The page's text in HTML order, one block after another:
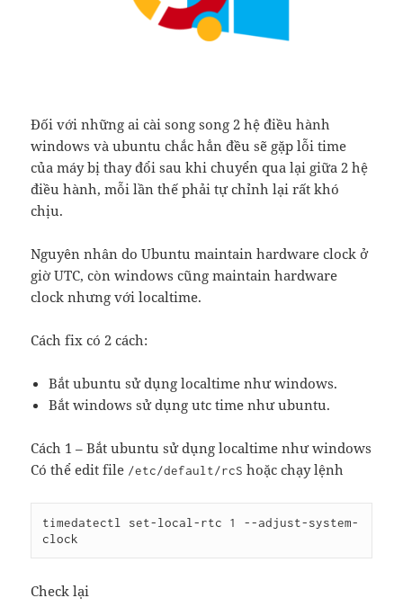
Đối với những ai cài song song 2 hệ điều hành
windows và ubuntu chắc hẳn đều sẽ gặp lỗi time
của máy bị thay đổi sau khi chuyển qua lại giữa 2 hệ
điều hành, mỗi lần thế phải tự chỉnh lại rất khó
chịu.
Nguyên nhân do Ubuntu maintain hardware clock ở
giờ UTC, còn windows cũng maintain hardware
clock nhưng với localtime.
Cách fix có 2 cách:
Bắt ubuntu sử dụng localtime như windows.
Bắt windows sử dụng utc time như ubuntu.
Cách 1 – Bắt ubuntu sử dụng localtime như windows
Có thể edit file /etc/default/rcS hoặc chạy lệnh
timedatectl set-local-rtc 1 --adjust-system-
clock
Check lại